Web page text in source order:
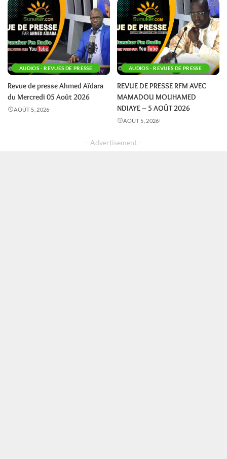
AUDIOS - REVUES DE PRESSE
Revue de presse Ahmed Aïdara
du Mercredi 05 Août 2026
AOÛT 5, 2026
AUDIOS - REVUES DE PRESSE
REVUE DE PRESSE RFM AVEC
MAMADOU MOUHAMED
NDIAYE – 5 AOÛT 2026
AOÛT 5, 2026
– Advertisement –